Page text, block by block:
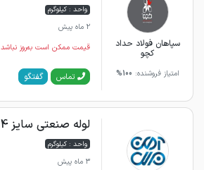
سپاهان فولاد حداد
کچو
امتیاز فروشنده: 100%
واحد : کیلوگرم
2 ماه پیش
قیمت ممکن است به‌روز نباشد
تماس گفتگو
لوله صنعتی سایز 1/1.4 ضخامت 2.5
واحد : کیلوگرم
3 ماه پیش